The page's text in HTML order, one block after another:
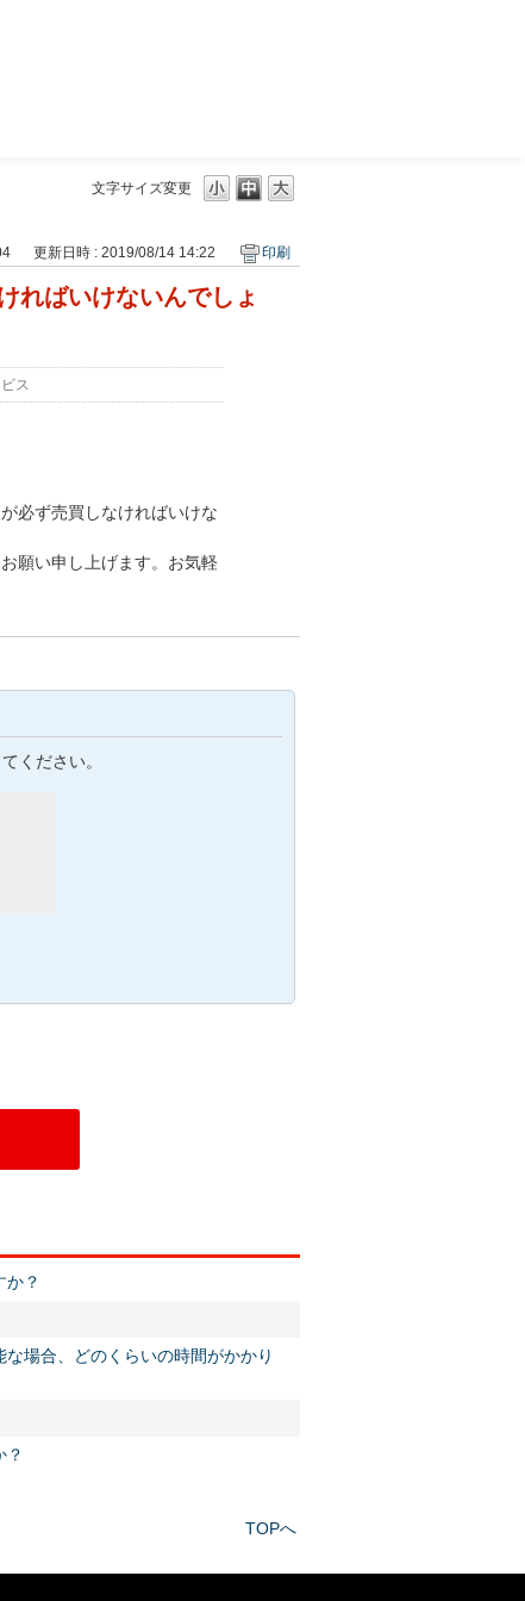
文字サイズ変更
更新日時 : 2019/08/14 14:22 印刷
ればいけないんでしょ
ス
必ず売買しなければいけな
願い申し上げます。お気軽
ください。
か？
場合、どのくらいの時間がかかり
？
TOPへ